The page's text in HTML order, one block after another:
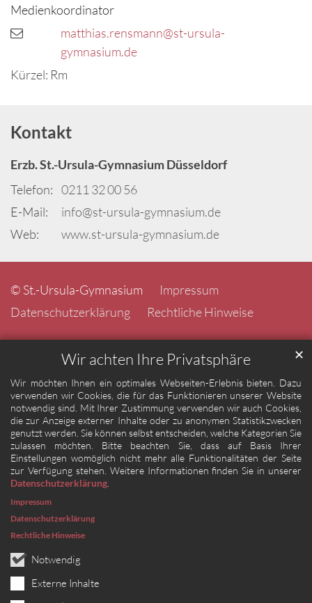
Wir achten Ihre Privatsphäre
Wir möchten Ihnen ein optimales Webseiten-Erlebnis bieten. Dazu
verwenden wir Cookies, die für das Funktionieren unserer Website
notwendig sind. Mit Ihrer Zustimmung verwenden wir auch Cookies,
die zur Anzeige externer Inhalte oder zu anonymen Statistikzwecken
genutzt werden. Sie können selbst entscheiden, welche Kategorien Sie
zulassen möchten. Bitte beachten Sie, dass auf Basis Ihrer
Einstellungen womöglich nicht mehr alle Funktionalitäten der Seite
zur Verfügung stehen. Weitere Informationen finden Sie in unserer
Datenschutzerklärung
Notwendig
Externe Inhalte
✕
Impressum
Datenschutzerklärung
Rechtliche Hinweise
Medienkoordinator
matthias.rensmann@st-ursula-
gymnasium.de
Kürzel: Rm
Kontakt
Erzb. St.-Ursula-Gymnasium Düsseldorf
Telefon: 0211 32 00 56
E-Mail:
info@st-ursula-gymnasium.de
Web:
www.st-ursula-gymnasium.de
© St.-Ursula-Gymnasium
Impressum
Datenschutzerklärung
Rechtliche Hinweise